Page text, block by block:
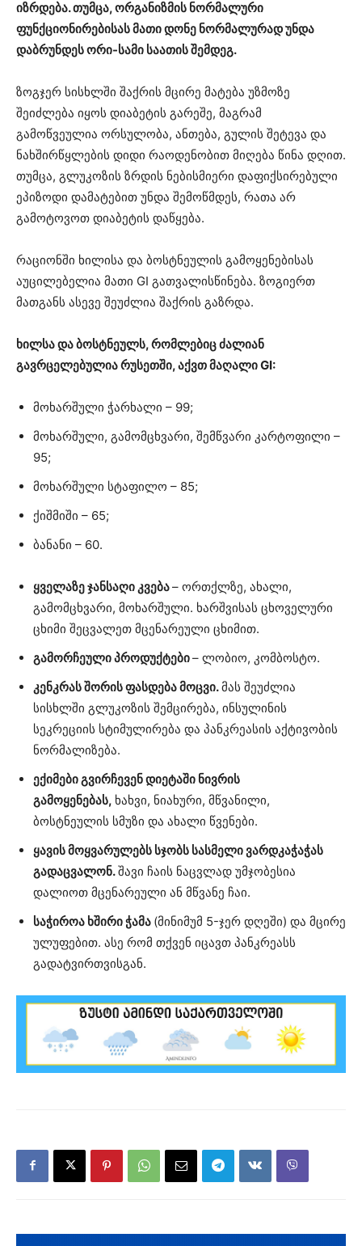
იზრდება. თუმცა, ორგანიზმის ნორმალური
ფუნქციონირებისას მათი დონე ნორმალურად უნდა
დაბრუნდეს ორი-სამი საათის შემდეგ.
ზოგჯერ სისხლში შაქრის მცირე მატება უზმოზე
შეიძლება იყოს დიაბეტის გარეშე, მაგრამ
გამოწვეულია ორსულობა, ანთება, გულის შეტევა და
ნახშირწყლების დიდი რაოდენობით მიღება წინა დღით.
თუმცა, გლუკოზის ზრდის ნებისმიერი დაფიქსირებული
ეპიზოდი დამატებით უნდა შემოწმდეს, რათა არ
გამოტოვოთ დიაბეტის დაწყება.
რაციონში ხილისა და ბოსტნეულის გამოყენებისას
აუცილებელია მათი GI გათვალისწინება. ზოგიერთ
მათგანს ასევე შეუძლია შაქრის გაზრდა.
ხილსა და ბოსტნეულს, რომლებიც ძალიან
გავრცელებულია რუსეთში, აქვთ მაღალი GI:
მოხარშული ჭარხალი – 99;
მოხარშული, გამომცხვარი, შემწვარი კარტოფილი –
95;
მოხარშული სტაფილო – 85;
ქიშმიში – 65;
ბანანი – 60.
ყველაზე ჯანსაღი კვება– ორთქლზე, ახალი,
გამომცხვარი, მოხარშული. ხარშვისას ცხოველური
ცხიმი შეცვალეთ მცენარეული ცხიმით.
გამორჩეული პროდუქტები– ლობიო, კომბოსტო.
კენკრას შორის ფასდება მოცვი.მას შეუძლია
სისხლში გლუკოზის შემცირება, ინსულინის
სეკრეციის სტიმულირება და პანკრეასის აქტივობის
ნორმალიზება.
ექიმები გვირჩევენ დიეტაში ნივრის
გამოყენებას, ხახვი, ნიახური, მწვანილი,
ბოსტნეულის სმუზი და ახალი წვენები.
ყავის მოყვარულებს სჯობს სასმელი ვარდკაჭაჭას
გადაცვალონ.შავი ჩაის ნაცვლად უმჯობესია
დალიოთ მცენარეული ან მწვანე ჩაი.
საჭიროა ხშირი ჭამა (მინიმუმ 5-ჯერ დღეში) და მცირე
ულუფებით. ასე რომ თქვენ იცავთ პანკრეასს
გადატვირთვისგან.